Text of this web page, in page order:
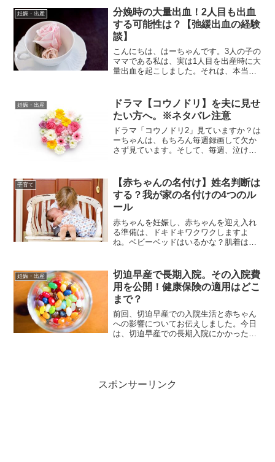
を控えている方の参考になれば嬉しいで
す。それでは、どうぞ〜...
妊娠・出産
分娩時の大量出血！2人目も出血
する可能性は？【弛緩出血の経験
談】
こんにちは、はーちゃんです。3人の子の
ママである私は、実は1人目を出産時に大
量出血を起こしました。それは、本当に
経験されたママたちは、次の子を望む場
合、再び大量出血を引...
妊娠・出産
ドラマ【コウノドリ】を夫に見せ
たい方へ。※ネタバレ注意
ドラマ「コウノドリ2」見ていますか？は
ーちゃんは、もちろん毎週録画して欠か
さず見ています。そして、毎週、泣け
「コウノドリ2」は、出産後のママと家族
の在り方にかなりフ...
子育て
【赤ちゃんの名付け】姓名判断は
する？我が家の名付けの4つのル
ール
赤ちゃんを妊娠し、赤ちゃんを迎え入れ
る準備は、ドキドキワクワクしますよ
ね。ベビーベッドはいるかな？肌着はど
こと。そう、赤ちゃんの名前です。「赤
ちゃんの名付けをどうしよう...
妊娠・出産
切迫早産で長期入院。その入院費
用を公開！健康保険の適用はどこ
まで？
前回、切迫早産での入院生活と赤ちゃん
への影響についてお伝えしました。今日
は、切迫早産での長期入院にかかった入
スポンサーリンク